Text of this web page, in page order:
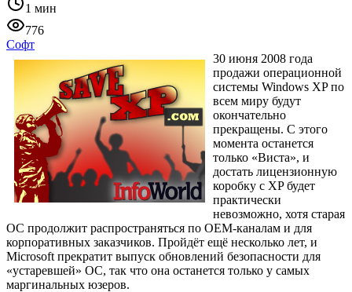
1 мин
776
Софт
30 июня 2008 года
продажи операционной
системы Windows XP по
всем миру будут
окончательно
прекращены. С этого
момента останется
только «Виста», и
достать лицензионную
коробку с XP будет
практически
невозможно, хотя старая
ОС продолжит распространяться по OEM-каналам и для
корпоративных заказчиков. Пройдёт ещё несколько лет, и
Microsoft прекратит выпуск обновлений безопасности для
«устаревшей» ОС, так что она останется только у самых
маргинальных юзеров.